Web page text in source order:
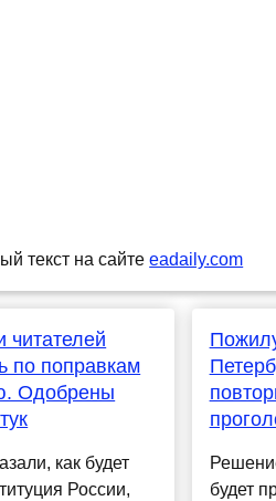
текст на сайтеeadaily.com
по поправкам
Одобрены
как будет
России,
будет